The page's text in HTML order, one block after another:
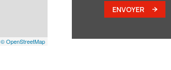
© OpenStreetMap
ENVOYER